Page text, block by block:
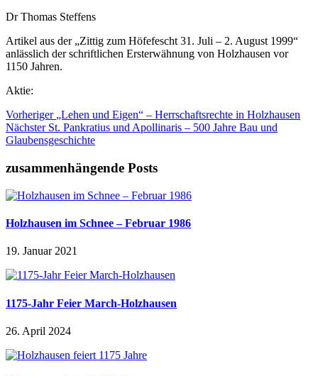
Dr Thomas Steffens
Artikel aus der „Zittig zum Höfefescht 31. Juli – 2. August 1999“
anlässlich der schriftlichen Ersterwähnung von Holzhausen vor
1150 Jahren.
Aktie:
Vorheriger „Lehen und Eigen“ – Herrschaftsrechte in Holzhausen
Nächster St. Pankratius und Apollinaris – 500 Jahre Bau und
Glaubensgeschichte
zusammenhängende Posts
Holzhausen im Schnee – Februar 1986
19. Januar 2021
1175-Jahr Feier March-Holzhausen
26. April 2024